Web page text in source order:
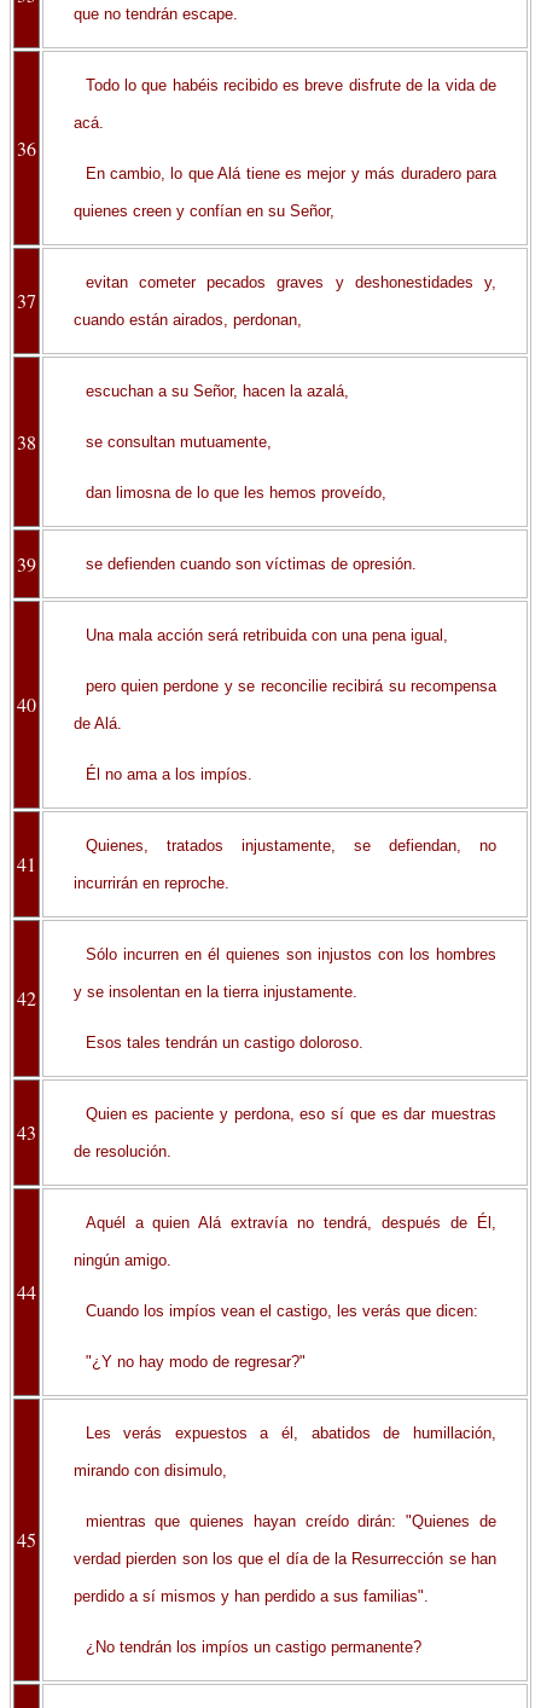
que no tendrán escape.
36
Todo lo que habéis recibido es breve disfrute de la vida de
acá.
En cambio, lo que Alá tiene es mejor y más duradero para
quienes creen y confían en su Señor,
37
evitan cometer pecados graves y deshonestidades y,
cuando están airados, perdonan,
38
escuchan a su Señor, hacen la azalá,
se consultan mutuamente,
dan limosna de lo que les hemos proveído,
39 se defienden cuando son víctimas de opresión.
40
Una mala acción será retribuida con una pena igual,
pero quien perdone y se reconcilie recibirá su recompensa
de Alá.
Él no ama a los impíos.
41
Quienes, tratados injustamente, se defiendan, no
incurrirán en reproche.
42
Sólo incurren en él quienes son injustos con los hombres
y se insolentan en la tierra injustamente.
Esos tales tendrán un castigo doloroso.
43
Quien es paciente y perdona, eso sí que es dar muestras
de resolución.
44
Aquél a quien Alá extravía no tendrá, después de Él,
ningún amigo.
Cuando los impíos vean el castigo, les verás que dicen:
"¿Y no hay modo de regresar?"
45
Les verás expuestos a él, abatidos de humillación,
mirando con disimulo,
mientras que quienes hayan creído dirán: "Quienes de
verdad pierden son los que el día de la Resurrección se han
perdido a sí mismos y han perdido a sus familias".
¿No tendrán los impíos un castigo permanente?